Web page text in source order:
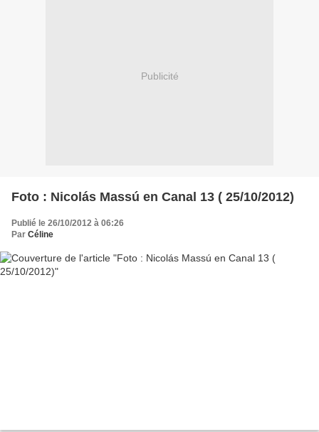
Publicité
Foto : Nicolás Massú en Canal 13 ( 25/10/2012)
Publié le 26/10/2012 à 06:26
Par Céline